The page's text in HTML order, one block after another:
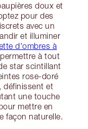
doux et
pour des
avec un
et illuminer
d'ombres à
à tout
star scintillant
rose-doré
définissent et
une touche
mettre en
façon naturelle.